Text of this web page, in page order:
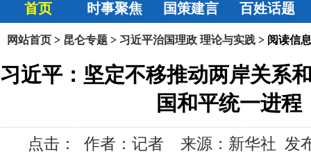
首页 时事聚焦 国策建言 百姓话题
网站首页 > 昆仑专题 > 习近平治国理政 理论与实践 > 阅读信息
习近平：坚定不移推动两岸关系
国和平统一进程
点击：
作者：记者 来源：新华社 发